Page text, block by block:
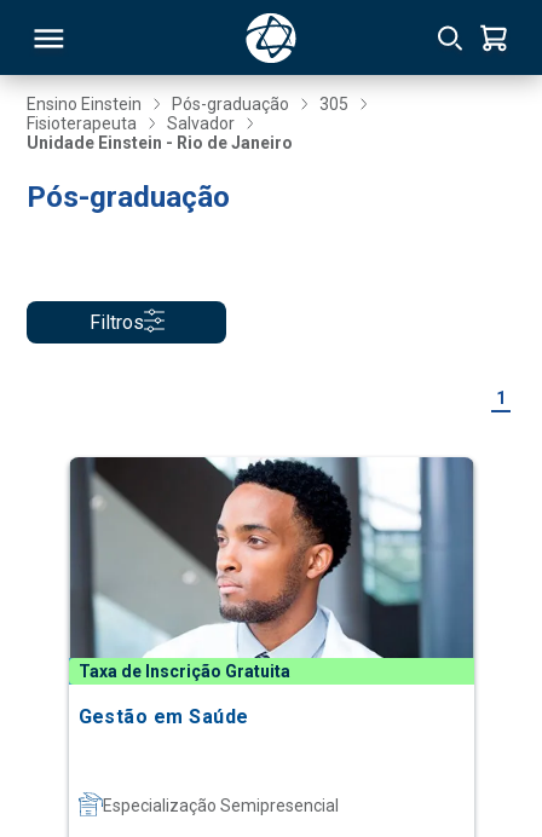
Ensino Einstein Pós-graduação
305
Fisioterapeuta
Salvador
Unidade Einstein - Rio de Janeiro
Pós-graduação
Filtros
1
Taxa de Inscrição Gratuita
Gestão em Saúde
Especialização Semipresencial